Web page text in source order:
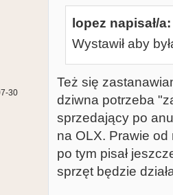
30
lopez napisał/a:
Wystawił aby
Też się
dziwna potrzeba
sprzedający po
na OLX. Prawie od
po tym pisał
sprzęt będzie